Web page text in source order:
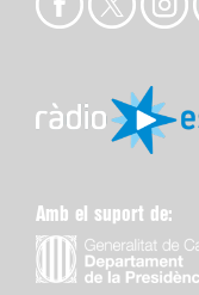
Amb el suport de: